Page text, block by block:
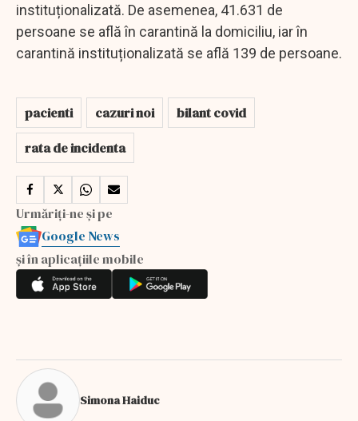
instituționalizată. De asemenea, 41.631 de
persoane se află în carantină la domiciliu, iar în
carantină instituționalizată se află 139 de persoane.
pacienti cazuri noi
bilant covid
rata de incidenta
Urmăriți-ne și pe
Google News
și în aplicațiile mobile
Simona Haiduc